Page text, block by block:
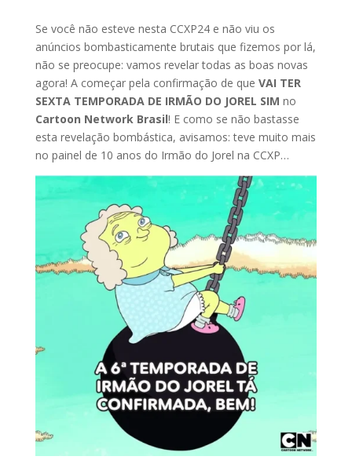
Se você não esteve nesta CCXP24 e não viu os
anúncios bombasticamente brutais que fizemos por lá,
não se preocupe: vamos revelar todas as boas novas
agora! A começar pela confirmação de que VAI TER
SEXTA TEMPORADA DE IRMÃO DO JOREL SIM no
Cartoon Network Brasil! E como se não bastasse
esta revelação bombástica, avisamos: teve muito mais
no painel de 10 anos do Irmão do Jorel na CCXP…